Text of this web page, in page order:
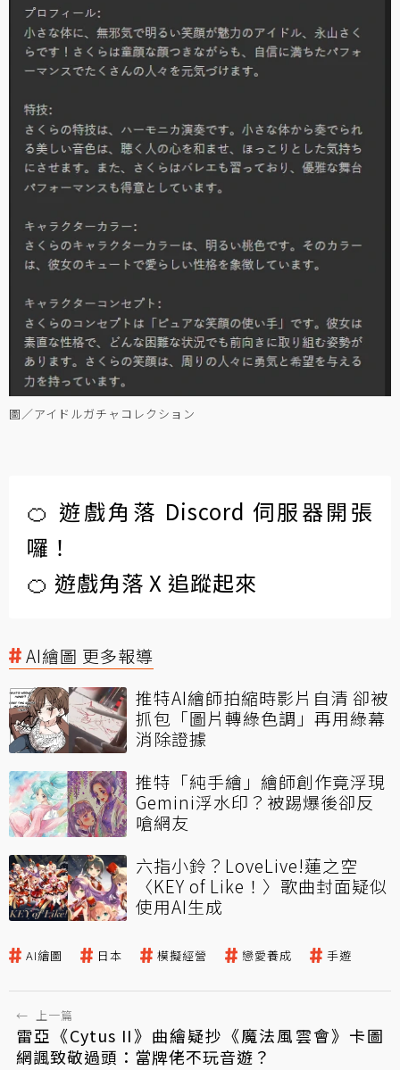
圖／アイドルガチャコレクション
🍊 遊戲角落 Discord 伺服器開張
囉！
🍊 遊戲角落 X 追蹤起來
AI繪圖 更多報導
推特AI繪師拍縮時影片自清 卻被
抓包「圖片轉綠色調」再用綠幕
消除證據
推特「純手繪」繪師創作竟浮現
Gemini浮水印？被踢爆後卻反
嗆網友
六指小鈴？LoveLive!蓮之空
〈KEY of Like！〉歌曲封面疑似
使用AI生成
AI繪圖 日本 模擬經營 戀愛養成 手遊
← 上一篇
雷亞《Cytus II》曲繪疑抄《魔法風雲會》卡圖
網諷致敬過頭：當牌佬不玩音遊？